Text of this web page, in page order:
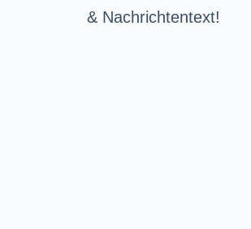
& Nachrichtentext!